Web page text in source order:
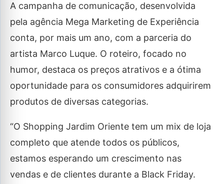
A campanha de comunicação, desenvolvida
pela agência Mega Marketing de Experiência
conta, por mais um ano, com a parceria do
artista Marco Luque. O roteiro, focado no
humor, destaca os preços atrativos e a ótima
oportunidade para os consumidores adquirirem
produtos de diversas categorias.
“O Shopping Jardim Oriente tem um mix de loja
completo que atende todos os públicos,
estamos esperando um crescimento nas
vendas e de clientes durante a Black Friday.